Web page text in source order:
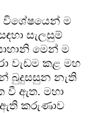
විශේෂයෙන් ම
සැලසුම්
මෙන් ම
වැඩම කළ මහ
බුදුසසුන නැති
වී ඇත. මහා
කරුණාව